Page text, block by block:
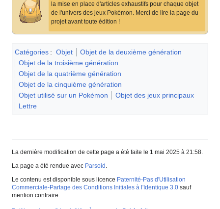
la mise en place d'articles exhaustifs pour chaque objet
de l'univers des jeux Pokémon. Merci de lire la page du
projet avant toute édition !
Catégories : Objet
Objet de la deuxième génération
Objet de la troisième génération
Objet de la quatrième génération
Objet de la cinquième génération
Objet utilisé sur un Pokémon
Objet des jeux principaux
Lettre
La dernière modification de cette page a été faite le 1 mai 2025 à 21:58.
La page a été rendue avec Parsoid .
Le contenu est disponible sous licence Paternité-Pas d'Utilisation
Commerciale-Partage des Conditions Initiales à l'Identique 3.0 sauf
mention contraire.